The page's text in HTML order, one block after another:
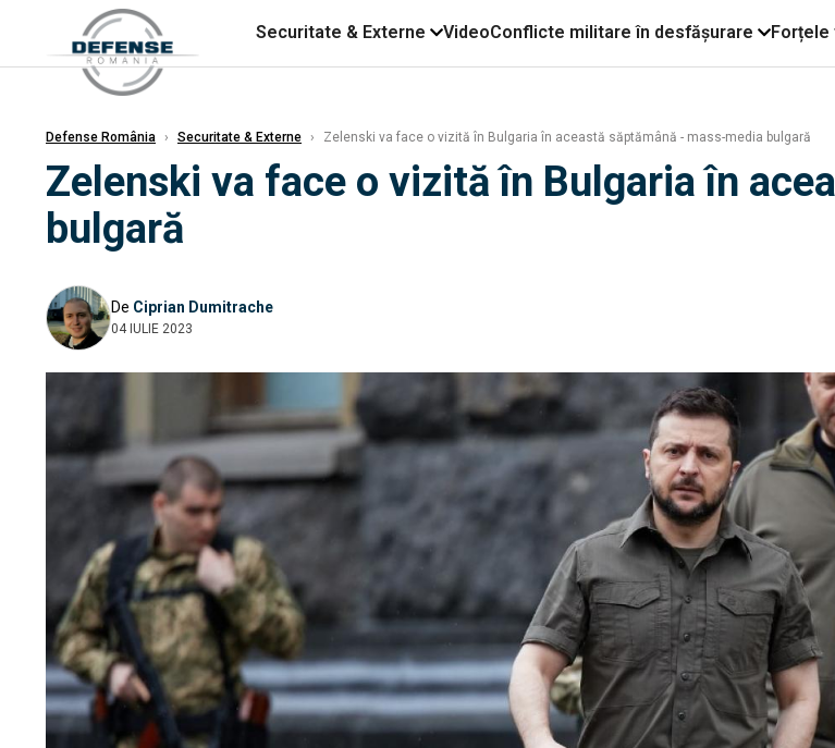
Securitate & Externe VideoConflicte militare în desfășurare
Defense România › Securitate & Externe › Zelenski va face o vizită în Bulgaria în această săptămână - mass-media bulgară
Zelenski va face o vizită în Bulgaria în
bulgară
De Ciprian Dumitrache
04 IULIE 2023